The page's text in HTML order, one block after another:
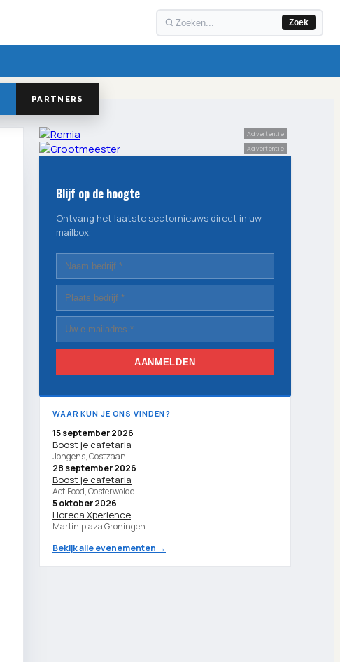
Zoek
PARTNERS
Advertentie
Advertentie
Blijf op de hoogte
Ontvang het laatste sectornieuws direct in uw
mailbox.
AANMELDEN
WAAR KUN JE ONS VINDEN?
15 september 2026
Boost je cafetaria
Jongens, Oostzaan
28 september 2026
Boost je cafetaria
ActiFood, Oosterwolde
5 oktober 2026
Horeca Xperience
Martiniplaza Groningen
Bekijk alle evenementen →